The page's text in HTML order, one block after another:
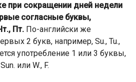
при сокращении дней недели
согласные буквы,
Пт. По-английски же
2 букв, например, Su., Tu.,
употребление 1 или 3 буквы,
или W., F.